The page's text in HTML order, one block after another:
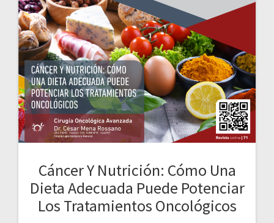
Cáncer Y Nutrición: Cómo Una
Dieta Adecuada Puede Potenciar
Los Tratamientos Oncológicos